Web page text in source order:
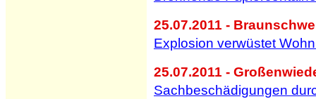
25.07.2011 -
Explosion verwüstet
25.07.2011 -
Sachbeschädigungen